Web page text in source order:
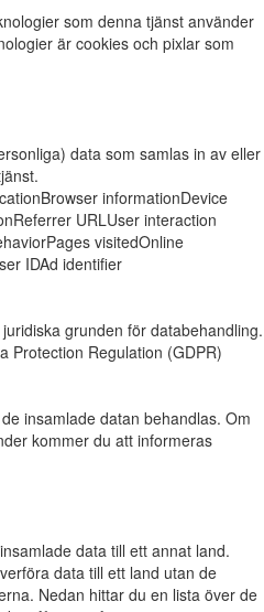
som denna tjänst använder
är cookies och pixlar som
data som samlas in av eller
Browser informationDevice
Referrer URLUser interaction
Pages visitedOnline
IDAd identifier
grunden för databehandling.
Protection Regulation (GDPR)
insamlade datan behandlas. Om
kommer du att informeras
data till ett annat land.
data till ett land utan de
Nedan hittar du en lista över de